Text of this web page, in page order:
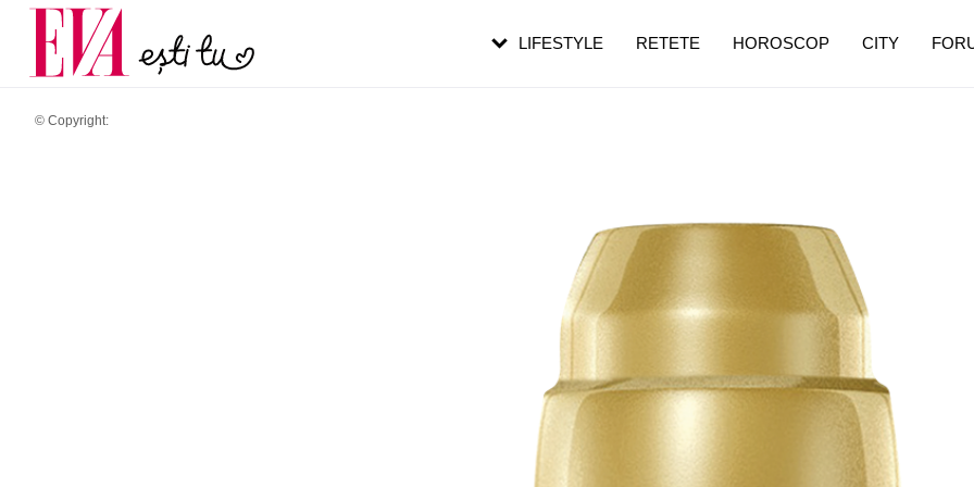
© Copyright:
LIFESTYLE RETETE HOROSCOP CITY
Carieră
Actualitate
pe măsură ce înaintezi în vârstă